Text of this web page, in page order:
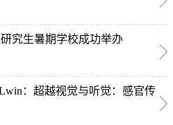
究生暑期学校成功举办
：超越视觉与听觉：感官传